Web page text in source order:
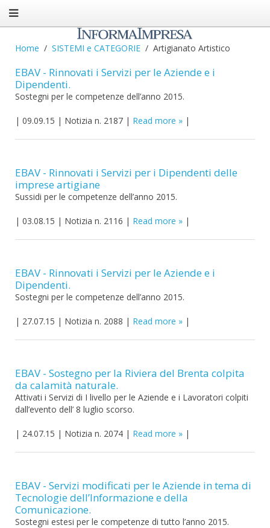
Home SISTEMI e CATEGORIE Artigianato Artistico
EBAV - Rinnovati i Servizi per le Aziende e i
Dipendenti.
Sostegni per le competenze dell’anno 2015.
| 09.09.15 | Notizia n. 2187 | Read more |
EBAV - Rinnovati i Servizi per i Dipendenti delle
imprese artigiane
Sussidi per le competenze dell’anno 2015.
| 03.08.15 | Notizia n. 2116 | Read more |
EBAV - Rinnovati i Servizi per le Aziende e i
Dipendenti.
Sostegni per le competenze dell’anno 2015.
| 27.07.15 | Notizia n. 2088 | Read more |
EBAV - Sostegno per la Riviera del Brenta colpita
da calamità naturale.
Attivati i Servizi di I livello per le Aziende e i Lavoratori colpiti
dall’evento dell’ 8 luglio scorso.
| 24.07.15 | Notizia n. 2074 | Read more |
EBAV - Servizi modificati per le Aziende in tema di
Tecnologie dell’Informazione e della
Comunicazione.
Sostegni estesi per le competenze di tutto l’anno 2015.